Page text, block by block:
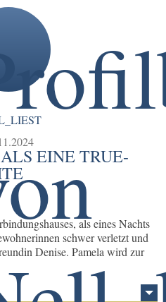
EINE TRUE-
als eines Nachts
schwer verletzt und
Denise. Pamela wird zur